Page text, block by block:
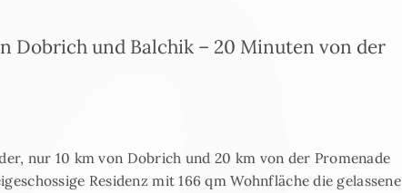
Dobrich und Balchik – 20 Minuten von der
nur 10 km von Dobrich und 20 km von der Promenade
Residenz mit 166 qm Wohnfläche die gelassene